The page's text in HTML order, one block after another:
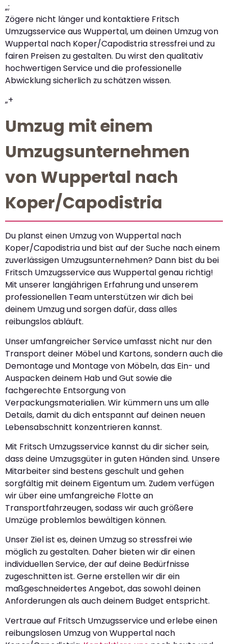
„;
Zögere nicht länger und kontaktiere Fritsch
Umzugsservice aus Wuppertal, um deinen Umzug von
Wuppertal nach Koper/Capodistria stressfrei und zu
fairen Preisen zu gestalten. Du wirst den qualitativ
hochwertigen Service und die professionelle
Abwicklung sicherlich zu schätzen wissen.
„+
Umzug mit einem
Umzugsunternehmen
von Wuppertal nach
Koper/Capodistria
Du planst einen Umzug von Wuppertal nach
Koper/Capodistria und bist auf der Suche nach einem
zuverlässigen Umzugsunternehmen? Dann bist du bei
Fritsch Umzugsservice aus Wuppertal genau richtig!
Mit unserer langjährigen Erfahrung und unserem
professionellen Team unterstützen wir dich bei
deinem Umzug und sorgen dafür, dass alles
reibungslos abläuft.
Unser umfangreicher Service umfasst nicht nur den
Transport deiner Möbel und Kartons, sondern auch die
Demontage und Montage von Möbeln, das Ein- und
Auspacken deinem Hab und Gut sowie die
fachgerechte Entsorgung von
Verpackungsmaterialien. Wir kümmern uns um alle
Details, damit du dich entspannt auf deinen neuen
Lebensabschnitt konzentrieren kannst.
Mit Fritsch Umzugsservice kannst du dir sicher sein,
dass deine Umzugsgüter in guten Händen sind. Unsere
Mitarbeiter sind bestens geschult und gehen
sorgfältig mit deinem Eigentum um. Zudem verfügen
wir über eine umfangreiche Flotte an
Transportfahrzeugen, sodass wir auch größere
Umzüge problemlos bewältigen können.
Unser Ziel ist es, deinen Umzug so stressfrei wie
möglich zu gestalten. Daher bieten wir dir einen
individuellen Service, der auf deine Bedürfnisse
zugeschnitten ist. Gerne erstellen wir dir ein
maßgeschneidertes Angebot, das sowohl deinen
Anforderungen als auch deinem Budget entspricht.
Vertraue auf Fritsch Umzugsservice und erlebe einen
reibungslosen Umzug von Wuppertal nach